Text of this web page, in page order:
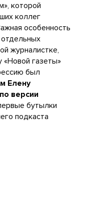
которой
коллег
особенность
журналистке,
газеты»
был
Елену
версии
бутылки
подкаста